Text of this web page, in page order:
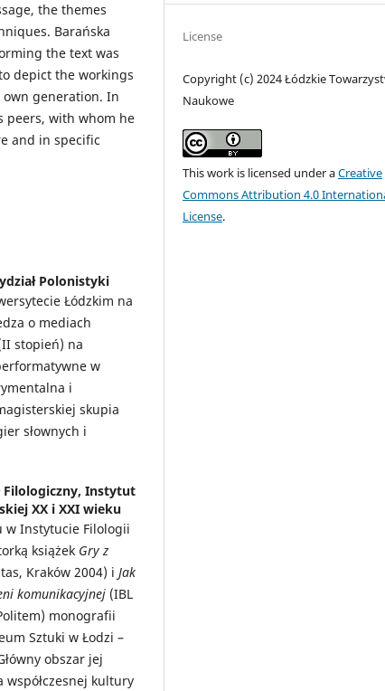
the themes
Barańska
the text was
depict the workings
generation. In
peers, with whom he
and in specific
Polonistyki
Łódzkim na
o mediach
stopień) na
w
i
skupia
słownych i
Filologiczny, Instytut
XX i XXI wieku
w Instytucie Filologii
książek Gry z
Kraków 2004) i Jak
komunikacyjnej (IBL
monografii
Sztuki w Łodzi –
obszar jej
kultury
License
Copyright (c) 2024 Łódzkie
Naukowe
This work is licensed under aCreative
Commons Attribution 4.0
License.